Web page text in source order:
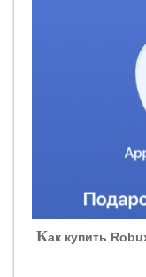
«БАНК
Как купить